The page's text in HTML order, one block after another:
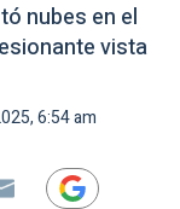
nubes en el
vista
6:54 am